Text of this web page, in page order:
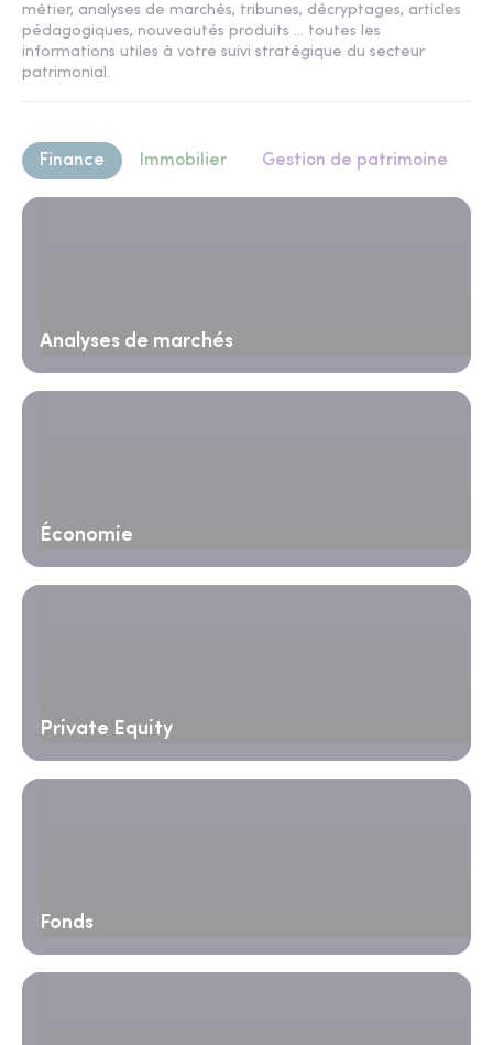
métier, analyses de marchés, tribunes, décryptages, articles
pédagogiques, nouveautés produits ... toutes les
informations utiles à votre suivi stratégique du secteur
patrimonial.
Finance Immobilier Gestion de patrimoine
Analyses de marchés
Économie
Private Equity
Fonds